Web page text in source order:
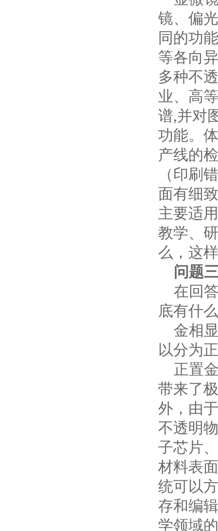
镜、偏
同的功
等各向
多种不
业、高
谱,并对
功能。
产线的
（印刷
面有细
主要适
教学、
么，这
问题
在回答
底有什
金相显
以分为
正置金
带来了
外，由
不透明
子芯片
材料表
统可以
存和编
学领域